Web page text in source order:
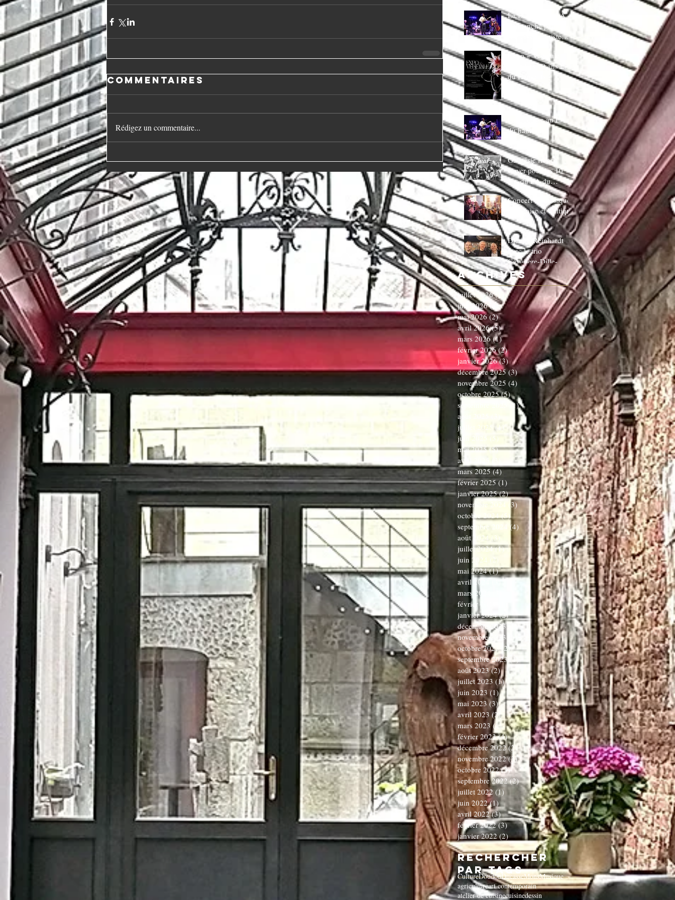
Commentaires
Rédigez un commentaire...
La Ducasse au LA
:Dimanche piano
Bar AVec bapiste
coppens
Expo « Végetale »
pour Les 10 ans LA
du Hautbois
La Ducasse au LA
du hautbois
Gaspésie french
Cover pour les 10
ans du LA du
Hautbois
Concert de musique
Irlandaise et Celtique
Django Reinhardt
avec le trio
Cavaliere-Dille-
Dardenne!!!!!!C'EST
COMPLET!!!!
Archives
juillet 2026 (1)1 post
juin 2026 (3)3 posts
mai 2026 (2)2 posts
avril 2026 (5)5 posts
mars 2026 (1)1 post
février 2026 (2)2 posts
janvier 2026 (3)3 posts
décembre 2025 (3)3 posts
novembre 2025 (4) 4 posts
octobre 2025 (5)5 posts
septembre 2025
(1)1 post
août 2025
3 posts
juillet 2025 (1)
1 post
juin 2025
(5) 5 posts
mai 2025 (5)5 posts
avril 2025
3 posts
mars 2025 (4)4 posts
février 2025 (1)
janvier 2025 (2)2 posts
novembre 2024 (3) 3 posts
octobre 2024 (5)5 posts
septembre 2024 (4) 4 posts
août 2024 (3) 3 posts
juillet 2024 (1)1 post
juin 2024 (2) 2 posts
mai 2024 (1)1 post
avril 2024 (3)3 posts
mars 2024
février 2024
janvier 2024 (2)2 posts
décembre 2023 (1)
1 post
novembre 2023
(6)
6 posts
octobre 2023 (2)2 posts
septembre 2023 (1)
août 2023 (2)2 posts
juillet 2023 (1)1 post
juin 2023 (1)1 post
mai 2023 (3)3 posts
avril 2023 (2)2 posts
mars 2023 (1)1 post
février 2023 (4)4 posts
décembre 2022 (2)2 posts
novembre 2022 (3)3 posts
octobre 2022 (3)3 posts
septembre 2022 (2)2 posts
juillet 2022 (1) 1 post
juin 2022 (1)1 post
avril 2022 (3)3 posts
février 2022 (3)3 posts
janvier 2022 (2)2 posts
Rechercher
par Tags
CultureDoudouDucasseMonsMusique
agricultureart contemporain
atelier de cuisinecuisinedessin